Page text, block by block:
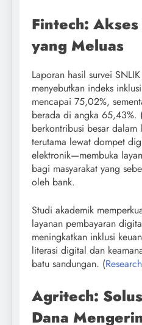
Fintech:
yang Meluas
Laporan hasil survei
menyebutkan indeks
mencapai 75,02%,
berada di angka 65,43%.
berkontribusi besar dalam
terutama lewat dompet
elektronik—membuka
bagi masyarakat yang
oleh bank.
Studi akademik
layanan pembayaran
meningkatkan inklusi
literasi digital dan
batu sandungan. (
Agritech:
Dana